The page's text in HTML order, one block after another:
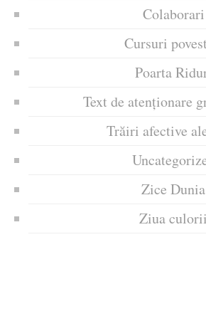
Colaborari
Cursuri
Poarta
Text de atenționare
Trăiri afective
Zice Dunia
Ziua culorii